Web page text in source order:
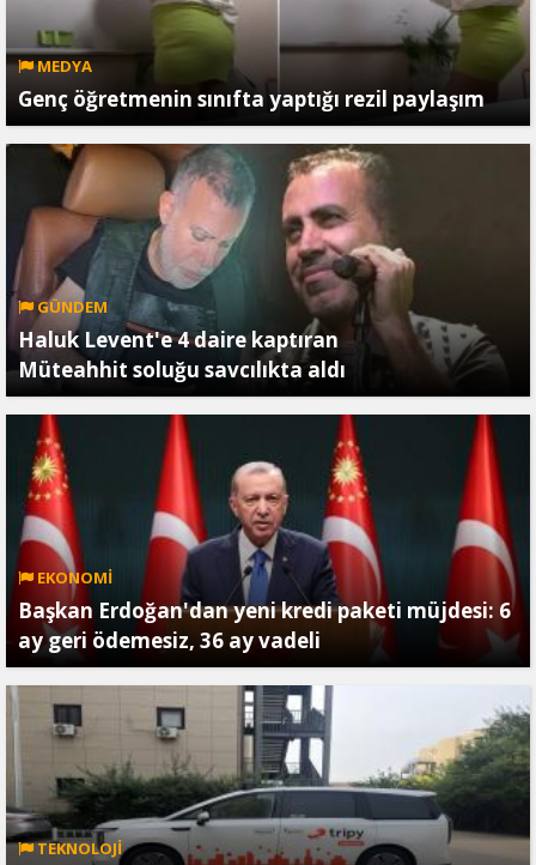
MEDYA
Genç öğretmenin sınıfta yaptığı rezil paylaşım
GÜNDEM
Haluk Levent'e 4 daire kaptıran
Müteahhit soluğu savcılıkta aldı
EKONOMİ
Başkan Erdoğan'dan yeni kredi paketi müjdesi: 6
ay geri ödemesiz, 36 ay vadeli
TEKNOLOJİ